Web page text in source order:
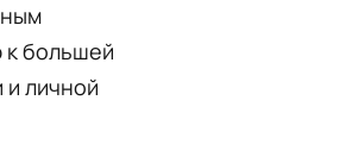
большей
личной